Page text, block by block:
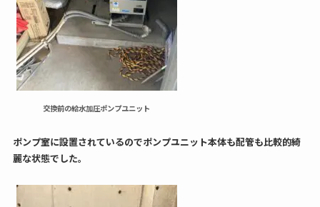
交換前の給水加圧ポンプユニット
ポンプ室に設置されているのでポンプユニット本体も配管も比較的綺
麗な状態でした。